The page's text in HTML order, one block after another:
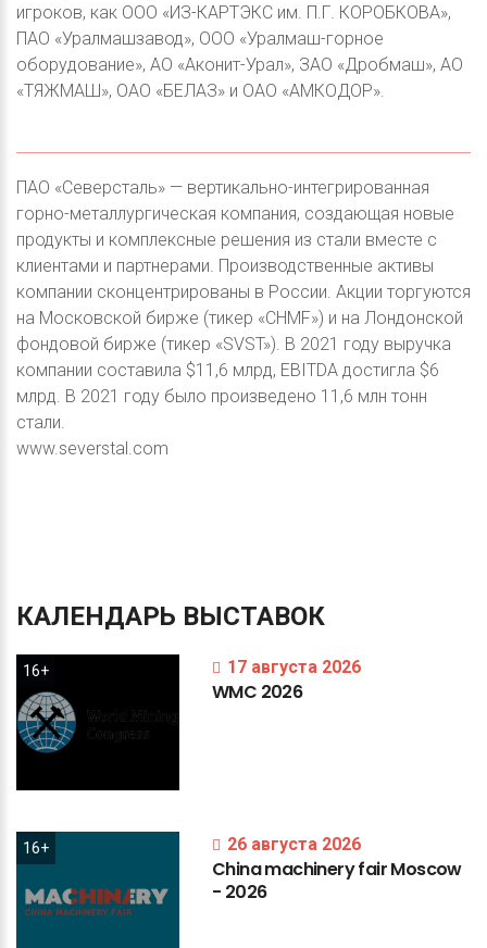
игроков, как ООО «ИЗ-КАРТЭКС им. П.Г. КОРОБКОВА»,
ПАО «Уралмашзавод», ООО «Уралмаш-горное
оборудование», АО «Аконит-Урал», ЗАО «Дробмаш», АО
«ТЯЖМАШ», ОАО «БЕЛАЗ» и ОАО «АМКОДОР».
ПАО «Северсталь» — вертикально-интегрированная
горно-металлургическая компания, создающая новые
продукты и комплексные решения из стали вместе с
клиентами и партнерами. Производственные активы
компании сконцентрированы в России. Акции торгуются
на Московской бирже (тикер «CHMF») и на Лондонской
фондовой бирже (тикер «SVST»). В 2021 году выручка
компании составила $11,6 млрд, EBITDA достигла $6
млрд. В 2021 году было произведено 11,6 млн тонн
стали.
www.severstal.com
КАЛЕНДАРЬ ВЫСТАВОК
16+ 17 августа 2026
WMC 2026
16+ 26 августа 2026
ChinamachineryfairMoscow
- 2026